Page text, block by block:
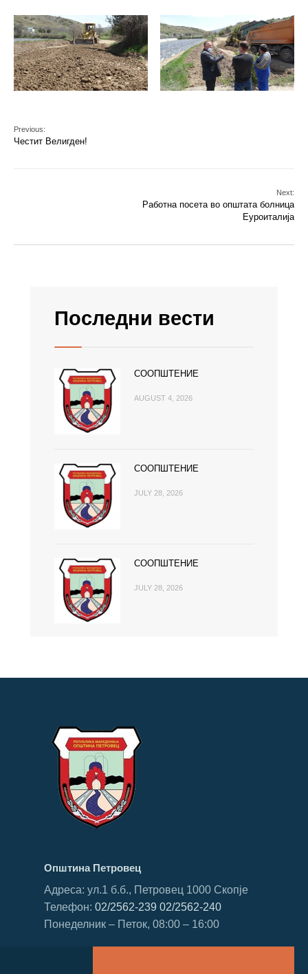
Previous:
Честит Велигден!
Next:
Работна посета во општата болница
Еуроиталија
Последни вести
СООПШТЕНИЕ
AUGUST 4, 2026
СООПШТЕНИЕ
JULY 28, 2026
СООПШТЕНИЕ
JULY 28, 2026
Општина Петровец
Адреса: ул.1 б.б., Петровец 1000 Скопје
Телефон: 02/2562-239 02/2562-240
Понеделник – Петок, 08:00 – 16:00